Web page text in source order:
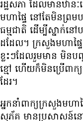
រដ្ឋសភា ដែល​មាន​ឋាន
មហាផ្ទៃ នៅ​តែ​មិន​ព្រម​ប
ធម្មជាតិ ដើម្បី​ស្នាក់នៅ​
ដដែល។ ក្រសួង​មហាផ្ទៃ
ខ្លះៗ​ដែល​រួម​មាន មិន​
ខ្មៅ ហើយ​ក៏​មិន​ប្រើ​ពា
ដែរ។
អ្នក​នាំ​ពាក្យ​ក្រសួង​មហ
សុភ័គ មាន​ប្រសាសន៍​នៅ​